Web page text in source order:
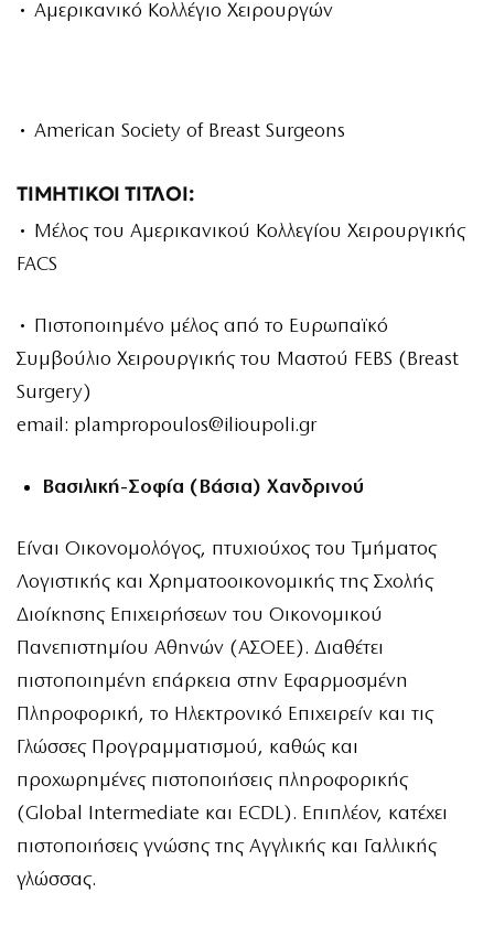
• Αμερικανικό Κολλέγιο Χειρουργών
• American Society of Breast Surgeons
ΤΙΜΗΤΙΚΟΙ ΤΙΤΛΟΙ:
• Μέλος του Αμερικανικού Κολλεγίου Χειρουργικής
FACS
• Πιστοποιημένο μέλος από το Ευρωπαϊκό
Συμβούλιο Χειρουργικής του Μαστού FEBS (Breast
Surgery)
email: plampropoulos@ilioupoli.gr
Βασιλική-Σοφία (Βάσια) Χανδρινού
Είναι Οικονομολόγος, πτυχιούχος του Τμήματος
Λογιστικής και Χρηματοοικονομικής της Σχολής
Διοίκησης Επιχειρήσεων του Οικονομικού
Πανεπιστημίου Αθηνών (ΑΣΟΕΕ). Διαθέτει
πιστοποιημένη επάρκεια στην Εφαρμοσμένη
Πληροφορική, το Ηλεκτρονικό Επιχειρείν και τις
Γλώσσες Προγραμματισμού, καθώς και
προχωρημένες πιστοποιήσεις πληροφορικής
(Global Intermediate και ECDL). Επιπλέον, κατέχει
πιστοποιήσεις γνώσης της Αγγλικής και Γαλλικής
γλώσσας.